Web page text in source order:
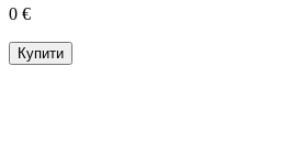
0 €
Купити